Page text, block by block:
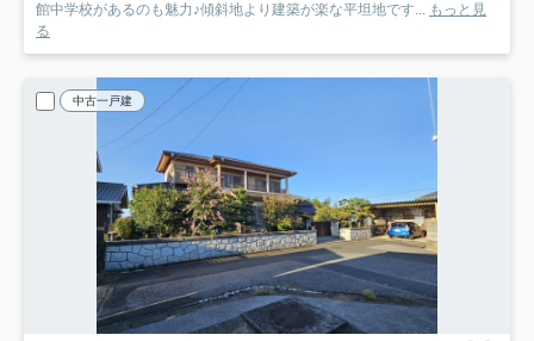
館中学校があるのも魅力♪傾斜地より建築が楽な平坦地です... もっと見
る
中古一戸建